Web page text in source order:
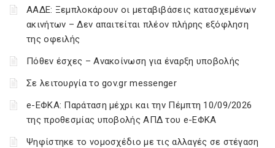
ΑΑΔΕ: Ξεμπλοκάρουν οι μεταβιβάσεις κατασχεμένων
ακινήτων – Δεν απαιτείται πλέον πλήρης εξόφληση
της οφειλής
Πόθεν έσχες – Ανακοίνωση για έναρξη υποβολής
Σε λειτουργία το gov.gr messenger
e-ΕΦΚΑ: Παράταση μέχρι και την Πέμπτη 10/09/2026
της προθεσμίας υποβολής ΑΠΔ του e-ΕΦΚΑ
Ψηφίστηκε το νομοσχέδιο με τις αλλαγές σε στέγαση